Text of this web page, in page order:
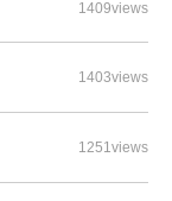
1409views
1403views
1251views